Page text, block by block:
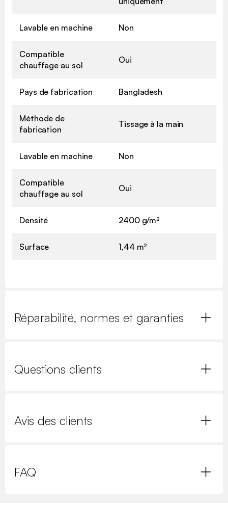
Lavable en machine Non
Compatible
chauffage au sol
Oui
Pays de fabrication Bangladesh
Méthode de
fabrication
Tissage à la main
Lavable en machine Non
Compatible
chauffage au sol
Oui
Densité 2400 g/m²
Surface 1,44 m²
Réparabilité, normes et garanties
Questions clients
Avis des clients
FAQ